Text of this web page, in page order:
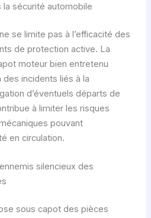
la sécurité automobile
se limite pas à l’efficacité des
de protection active. La
moteur bien entretenu
incidents liés à la
d’éventuels départs de
à limiter les risques
pouvant
en circulation.
silencieux des
sous capot des pièces